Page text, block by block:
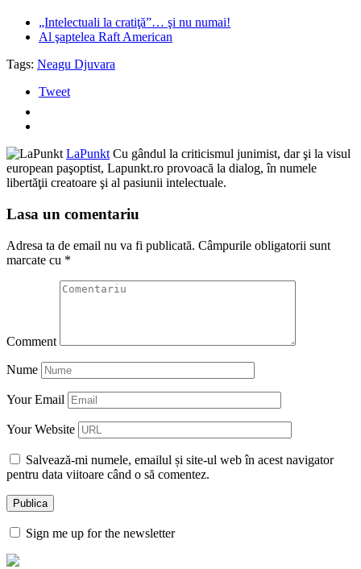
„Intelectuali la cratiţă”… şi nu numai!
Al şaptelea Raft American
Tags: Neagu Djuvara
Tweet
LaPunkt Cu gândul la criticismul junimist, dar şi la visul
european paşoptist, Lapunkt.ro provoacă la dialog, în numele
libertăţii creatoare şi al pasiunii intelectuale.
Lasa un comentariu
Adresa ta de email nu va fi publicată. Câmpurile obligatorii sunt
marcate cu *
Comment
Nume
Your Email
Your Website
Salvează-mi numele, emailul și site-ul web în acest navigator
pentru data viitoare când o să comentez.
Sign me up for the newsletter